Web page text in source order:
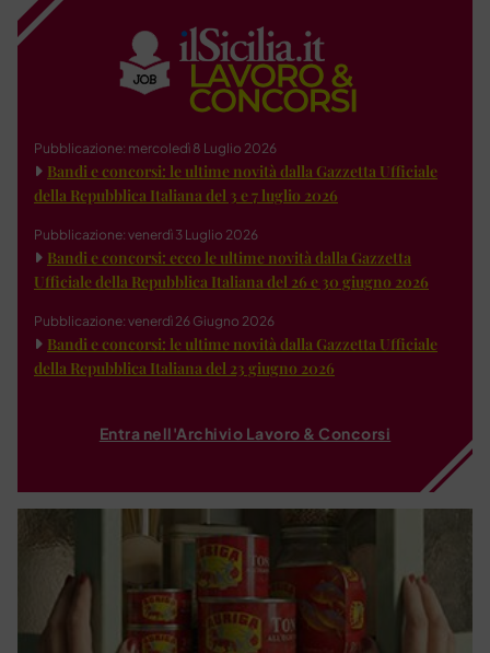
Pubblicazione: mercoledì 8 Luglio 2026
Bandi e concorsi: le ultime novità dalla Gazzetta Ufficiale
della Repubblica Italiana del 3 e 7 luglio 2026
Pubblicazione: venerdì 3 Luglio 2026
Bandi e concorsi: ecco le ultime novità dalla Gazzetta
Ufficiale della Repubblica Italiana del 26 e 30 giugno 2026
Pubblicazione: venerdì 26 Giugno 2026
Bandi e concorsi: le ultime novità dalla Gazzetta Ufficiale
della Repubblica Italiana del 23 giugno 2026
Entra nell'Archivio Lavoro & Concorsi